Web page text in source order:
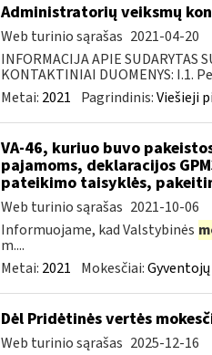
Administratorių veiksmų
Web turinio sąrašas 2021-04-20
INFORMACIJA APIE SUDARYTAS
KONTAKTINIAI DUOMENYS: I.1.
Metai: 2021 Pagrindinis:Viešieji
VA-46, kuriuo buvo
pajamoms, deklaracijos
pateikimo taisyklės,
Web turinio sąrašas 2021-10-06
Informuojame, kad Valstybinės
m....
Metai: 2021 Mokesčiai:
Dėl Pridėtinės vertės
Web turinio sąrašas 2025-12-16